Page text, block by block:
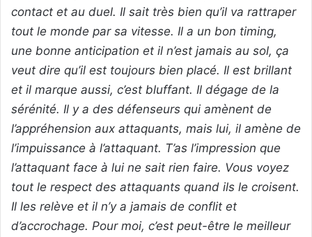
contact et au duel. Il sait très bien qu’il va rattraper
tout le monde par sa vitesse. Il a un bon timing,
une bonne anticipation et il n’est jamais au sol, ça
veut dire qu’il est toujours bien placé. Il est brillant
et il marque aussi, c’est bluffant. Il dégage de la
sérénité. Il y a des défenseurs qui amènent de
l’appréhension aux attaquants, mais lui, il amène de
l’impuissance à l’attaquant. T’as l’impression que
l’attaquant face à lui ne sait rien faire. Vous voyez
tout le respect des attaquants quand ils le croisent.
Il les relève et il n’y a jamais de conflit et
d’accrochage. Pour moi, c’est peut-être le meilleur